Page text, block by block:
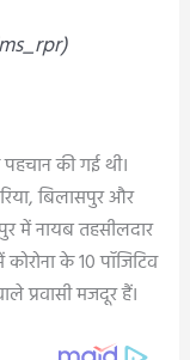
की गई थी।
बिलासपुर और
में नायब तहसीलदार
के 10 पॉजिटिव
प्रवासी मजदूर हैं।